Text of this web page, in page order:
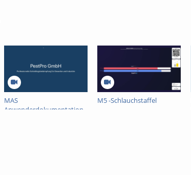
MAS
Anwenderdokumentation
M5 -Schlauchstaffel